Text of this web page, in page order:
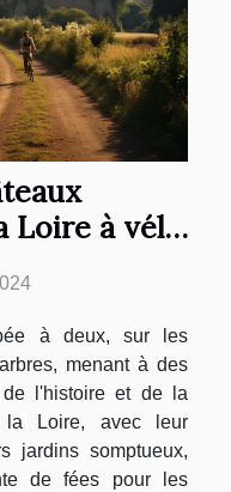
Loire à vélo
à deux, sur les
menant à des
de l'histoire et de la
la Loire, avec leur
jardins somptueux,
de fées pour les